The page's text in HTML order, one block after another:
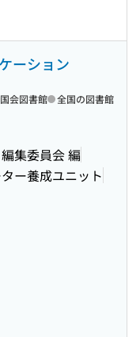
ーション
集委員会 編
ー養成ユニット
会図書館 全国の図書館